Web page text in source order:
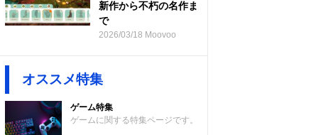
新作から不朽の名作ま
で
2026/03/18 Moovoo
オススメ特集
ゲーム特集
ゲームに関する特集ページです。